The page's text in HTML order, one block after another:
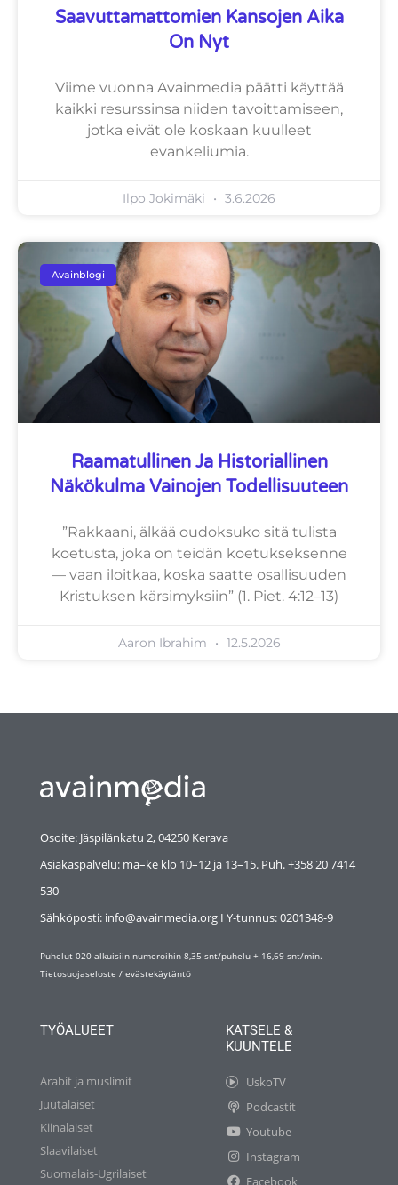
Saavuttamattomien Kansojen Aika
On Nyt
Viime vuonna Avainmedia päätti käyttää
kaikki resurssinsa niiden tavoittamiseen,
jotka eivät ole koskaan kuulleet
evankeliumia.
Ilpo Jokimäki 3.6.2026
Avainblogi
Raamatullinen Ja Historiallinen
Näkökulma Vainojen Todellisuuteen
”Rakkaani, älkää oudoksuko sitä tulista
koetusta, joka on teidän koetukseksenne
— vaan iloitkaa, koska saatte osallisuuden
Kristuksen kärsimyksiin” (1. Piet. 4:12–13)
Aaron Ibrahim 12.5.2026
Osoite: Jäspilänkatu 2, 04250 Kerava
Asiakaspalvelu: ma–ke klo 10–12 ja 13–15. Puh. +358 20 7414
530
Sähköposti: info@avainmedia.org I Y-tunnus:0201348-9
Puhelut 020-alkuisiin numeroihin 8,35 snt/puhelu + 16,69 snt/min.
Tietosuojaseloste / evästekäytäntö
TYÖALUEET
Arabit ja muslimit
Juutalaiset
Kiinalaiset
Slaavilaiset
Suomalais-Ugrilaiset
KATSELE &
KUUNTELE
UskoTV
Podcastit
Youtube
Instagram
Facebook